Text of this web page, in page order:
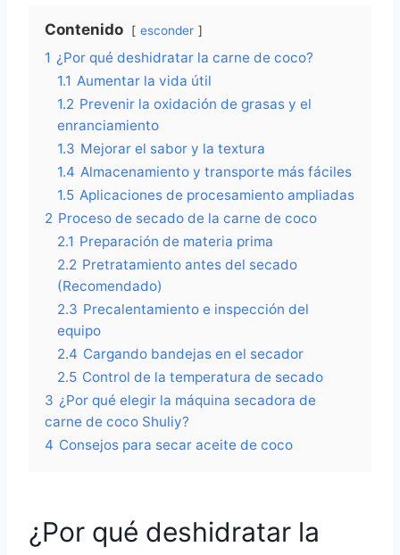
Contenido esconder
1 ¿Por qué deshidratar la carne de coco?
1.1 Aumentar la vida útil
1.2 Prevenir la oxidación de grasas y el
enranciamiento
1.3 Mejorar el sabor y la textura
1.4 Almacenamiento y transporte más fáciles
1.5 Aplicaciones de procesamiento ampliadas
2 Proceso de secado de la carne de coco
2.1 Preparación de materia prima
2.2 Pretratamiento antes del secado
(Recomendado)
2.3 Precalentamiento e inspección del
equipo
2.4 Cargando bandejas en el secador
2.5 Control de la temperatura de secado
3 ¿Por qué elegir la máquina secadora de
carne de coco Shuliy?
4 Consejos para secar aceite de coco
¿Por qué deshidratar la